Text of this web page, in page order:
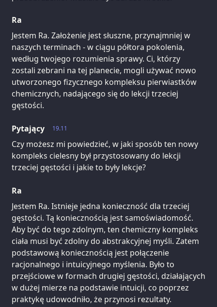
Ra
Jestem Ra. Założenie jest słuszne, przynajmniej w
naszych terminach - w ciągu półtora pokolenia,
według twojego rozumienia sprawy. Ci, którzy
zostali zebrani na tej planecie, mogli używać nowo
utworzonego fizycznego kompleksu pierwiastków
chemicznych, nadającego się do lekcji trzeciej
gęstości.
19.11
Pytający
Czy możesz mi powiedzieć, w jaki sposób ten nowy
kompleks cielesny był przystosowany do lekcji
trzeciej gęstości i jakie to były lekcje?
Ra
Jestem Ra. Istnieje jedna konieczność dla trzeciej
gęstości. Tą koniecznością jest samoświadomość.
Aby być do tego zdolnym, ten chemiczny kompleks
ciała musi być zdolny do abstrakcyjnej myśli. Zatem
podstawową koniecznością jest połączenie
racjonalnego i intuicyjnego myślenia. Było to
przejściowe w formach drugiej gęstości, działających
w dużej mierze na podstawie intuicji, co poprzez
praktykę udowodniło, że przynosi rezultaty.